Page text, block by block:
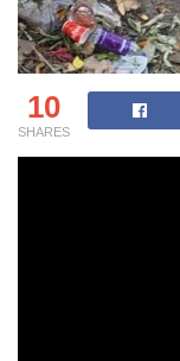
10
SHARES